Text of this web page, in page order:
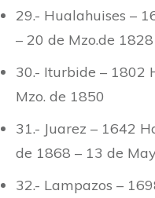
29.- Hualahuises –
– 20 de Mzo.de 1828
30.- Iturbide – 1802
Mzo. de 1850
31.- Juarez – 1642
de 1868 – 13 de
32.- Lampazos –